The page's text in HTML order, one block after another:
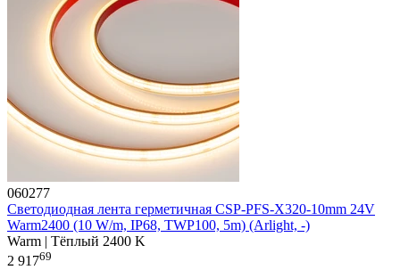
060277
Светодиодная лента герметичная CSP-PFS-X320-10mm 24V
Warm2400 (10 W/m, IP68, TWP100, 5m) (Arlight, -)
Warm | Тёплый 2400 K
2 91769